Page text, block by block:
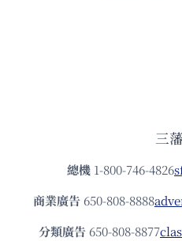
三
總機 1-800-746-4826
商業廣告 650-808-8888
分類廣告 650-808-8877